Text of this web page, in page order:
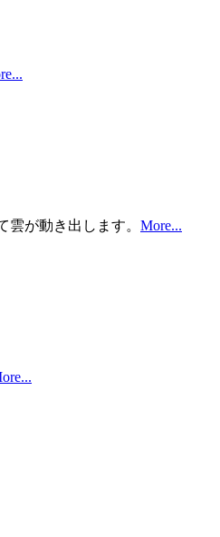
が動き出します。 More...